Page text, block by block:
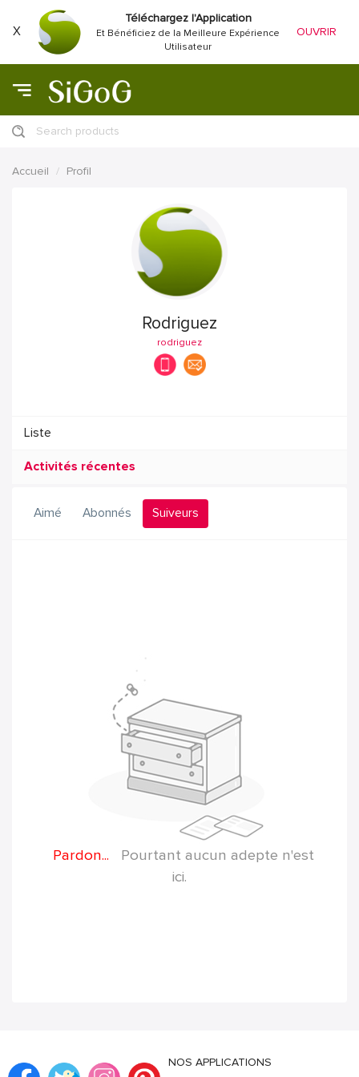
X
Téléchargez l'Application
Et Bénéficiez de la Meilleure Expérience
Utilisateur
OUVRIR
Search products
Accueil Profil
Rodriguez
rodriguez
Liste
Activités récentes
Aimé Abonnés Suiveurs
Pardon...
Pourtant aucun adepte n'est
ici.
NOS APPLICATIONS